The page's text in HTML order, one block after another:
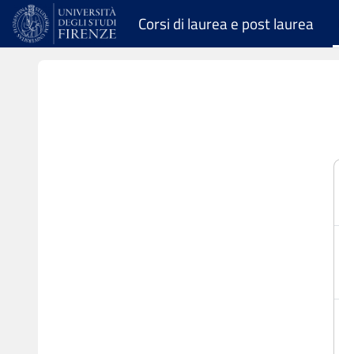
Vai al contenuto principale
Corsi di laurea e post laurea